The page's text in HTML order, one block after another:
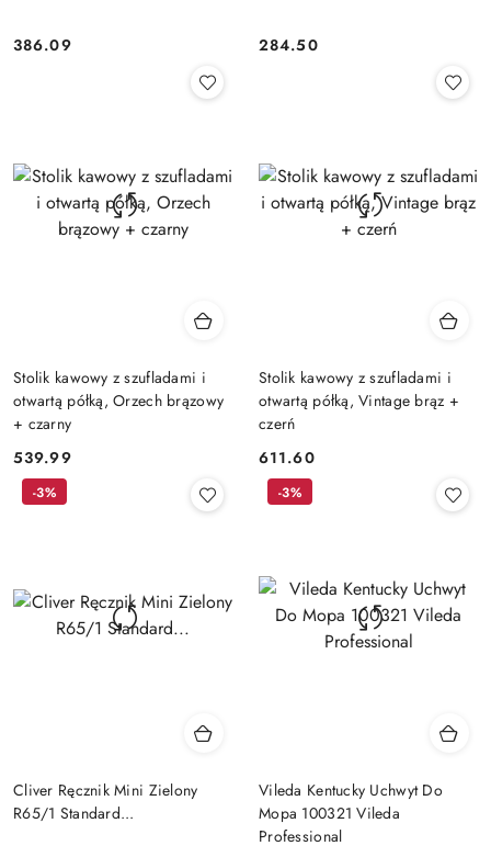
Cena:
386.09 Cena:
284.50
Stolik kawowy z szufladami i
otwartą półką, Orzech brązowy
+ czarny
Cena:
539.99
Stolik kawowy z szufladami i
otwartą półką, Vintage brąz +
czerń
Cena:
611.60
Cliver Ręcznik Mini Zielony
R65/1 Standard...
-3%
Vileda Kentucky Uchwyt Do
Mopa 100321 Vileda
Professional
-3%